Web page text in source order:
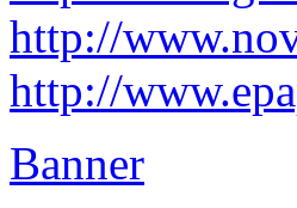
http://
http://
Banner